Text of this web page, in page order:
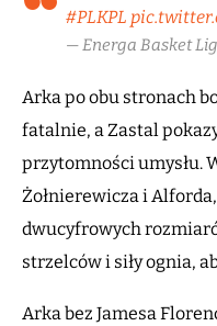
#PLKPL
— Energa Basket
Arka po obu stronach
fatalnie, a Zastal
przytomności umysłu.
Żołnierewicza i
dwucyfrowych
strzelców i siły ognia,
Arka bez Jamesa